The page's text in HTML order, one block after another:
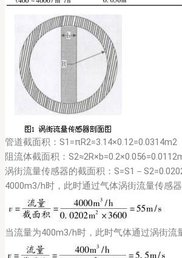
管道截面积：S1=πR2=3.14×0.12=0.0314m2
阻流体截面积：
涡街流量传感器的截面积：S=S1－
4000m3/h时，此时通过气体涡街流量传感器
当流量为400m3/h时，此时气体通过涡街流